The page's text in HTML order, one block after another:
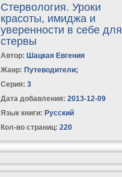
Стервология. Уроки
красоты, имиджа и
уверенности в себе для
стервы
Автор: Шацкая Евгения
Жанр: Путеводители;
Серия:3
Дата добавления: 2013-12-09
Язык книги: Русский
Кол-во страниц: 220